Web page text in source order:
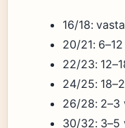
16/18:
20/21:
22/23:
24/25:
26/28: 2–3
30/32: 3–5